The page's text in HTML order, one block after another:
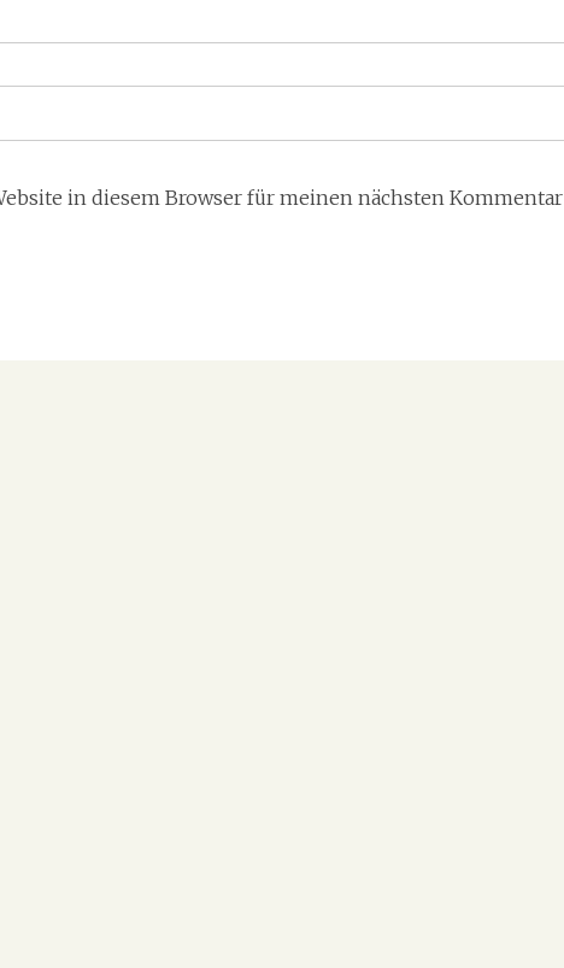
in diesem Browser für meinen nächsten Kommentar